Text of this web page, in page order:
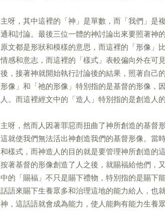
主呀，其中這裡的「神」是單數，而「我們」是
通和討論。最後三位一體的神討論出來要照著神
原文都是形狀和模樣的意思，而這裡的「形像」
情感和意志，而這裡的「樣式」表較偏向外在可
後，接著神就開始執行討論後的結果，照著自己
形像」和「祂的形像」特別指的是基督的形像，
人。而這裡經文中的「造人」特別指的是創造人
主呀，然而人因著罪惡而扭曲了神所創造的基督
這就使我們無法活出神創造我們的基督形像。當
和樣式，而神造人的目的就是要管理神所創造的
按著基督的形像創造了人之後，就賜福給他們，
中的「賜福」不只是賜下禮物，特別指的是賜下
話語來賜下生養眾多和治理這地的能力給人，也
神，這話語就會成為能力，使人能夠有能力生養